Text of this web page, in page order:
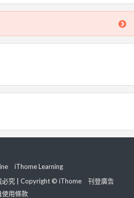
iThome Learning
必究 | Copyright © iThome
刊登廣告
使用條款